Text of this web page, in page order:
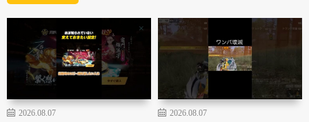
2026.08.07 2026.08.07